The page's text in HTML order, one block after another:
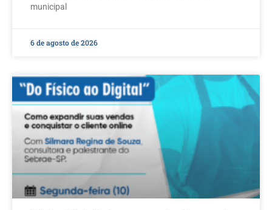
municipal
6 de agosto de 2026